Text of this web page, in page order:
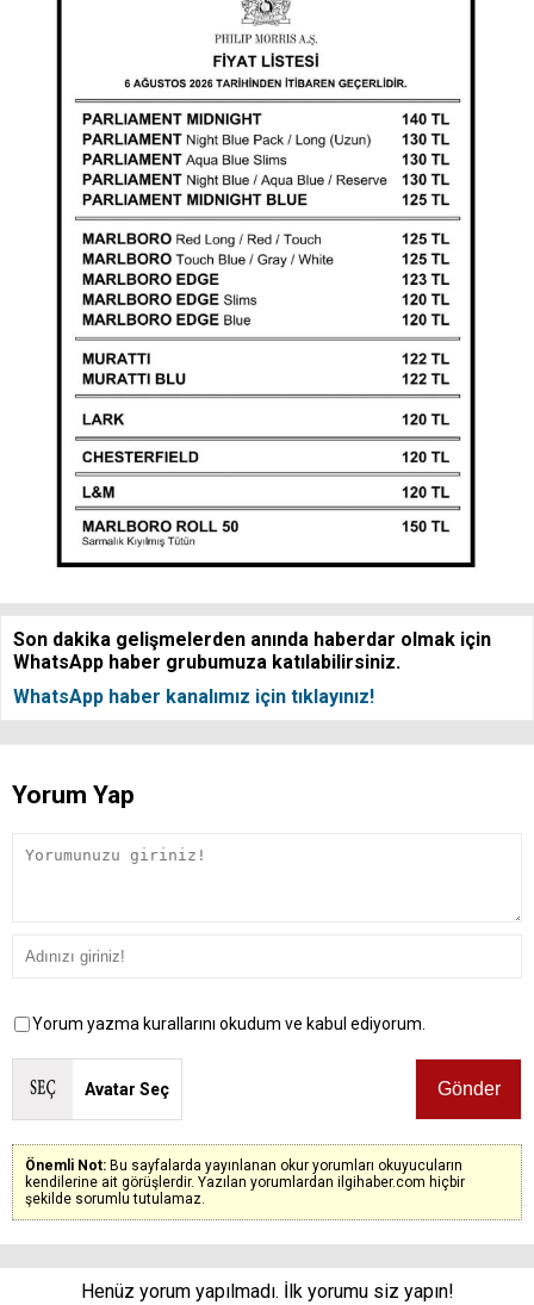
Son dakika gelişmelerden anında haberdar olmak için
WhatsApp haber grubumuza katılabilirsiniz.
WhatsApp haber kanalımız için tıklayınız!
Yorum Yap
Yorum yazma kurallarını okudum ve kabul ediyorum.
Avatar Seç
Önemli Not: Bu sayfalarda yayınlanan okur yorumları okuyucuların
kendilerine ait görüşlerdir. Yazılan yorumlardan ilgihaber.com hiçbir
şekilde sorumlu tutulamaz.
Henüz yorum yapılmadı. İlk yorumu siz yapın!